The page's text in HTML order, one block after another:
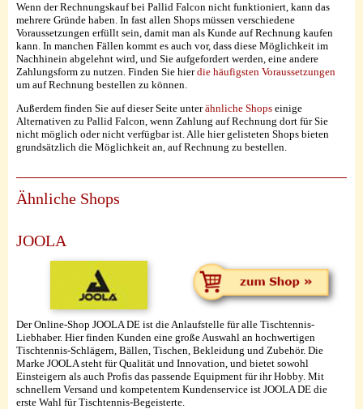
Wenn der Rechnungskauf bei Pallid Falcon nicht funktioniert, kann das
mehrere Gründe haben. In fast allen Shops müssen verschiedene
Voraussetzungen erfüllt sein, damit man als Kunde auf Rechnung kaufen
kann. In manchen Fällen kommt es auch vor, dass diese Möglichkeit im
Nachhinein abgelehnt wird, und Sie aufgefordert werden, eine andere
Zahlungsform zu nutzen. Finden Sie hierdie häufigsten Voraussetzungen
um auf Rechnung bestellen zu können.
Außerdem finden Sie auf dieser Seite unterähnliche Shops einige
Alternativen zu Pallid Falcon, wenn Zahlung auf Rechnung dort für Sie
nicht möglich oder nicht verfügbar ist. Alle hier gelisteten Shops bieten
grundsätzlich die Möglichkeit an, auf Rechnung zu bestellen.
Ähnliche Shops
JOOLA
Der Online-Shop JOOLA DE ist die Anlaufstelle für alle Tischtennis-
Liebhaber. Hier finden Kunden eine große Auswahl an hochwertigen
Tischtennis-Schlägern, Bällen, Tischen, Bekleidung und Zubehör. Die
Marke JOOLA steht für Qualität und Innovation, und bietet sowohl
Einsteigern als auch Profis das passende Equipment für ihr Hobby. Mit
schnellem Versand und kompetentem Kundenservice ist JOOLA DE die
erste Wahl für Tischtennis-Begeisterte.